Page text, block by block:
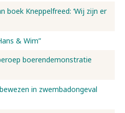
boek Kneppelfreed: ‘Wij zijn er
& Wim”
boerendemonstratie
in zwembadongeval